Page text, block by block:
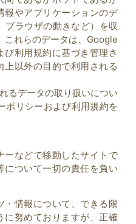
報やアプリケーションのデ
ブラウザの動きなど）を収
れらのデータは、Google
利用規約に基づき管理さ
以外の目的で利用される
るデータの取り扱いについ
ポリシーおよび利用規約を
ーなどで移動したサイトで
ついて一切の責任を負い
・情報について、できる限
に努めておりますが、正確